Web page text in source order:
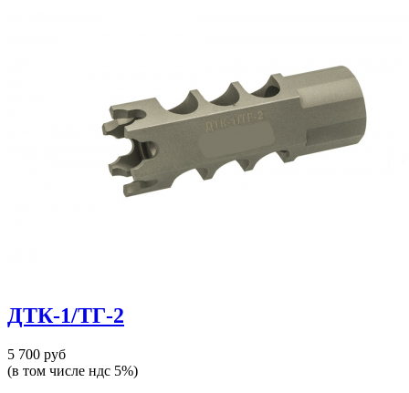
ДТК-1/ТГ-2
5 700 руб
(в том числе ндс 5%)